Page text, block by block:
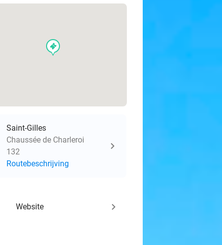
events
Saint-Gilles
Chaussée de Charleroi
132
Routebeschrijving
Website keyboard_arrow_right